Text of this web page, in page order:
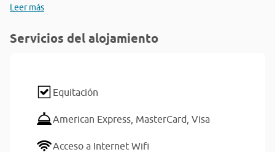
Leer más
Servicios del alojamiento
Equitación
American Express, MasterCard, Visa
Acceso a Internet Wifi